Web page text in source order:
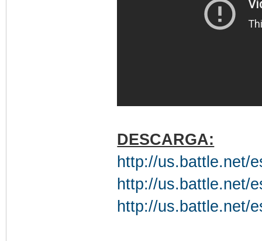
DESCARGA:
http://us.battle.net/
http://us.battle.net/
http://us.battle.net/